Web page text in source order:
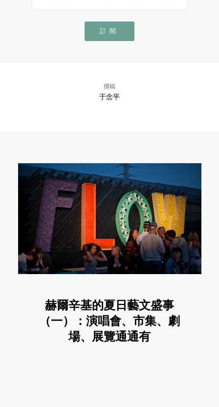
訂閱
撰稿
于念平
赫爾辛基的夏日藝文盛事
（一）：演唱會、市集、劇
場、展覽通通有